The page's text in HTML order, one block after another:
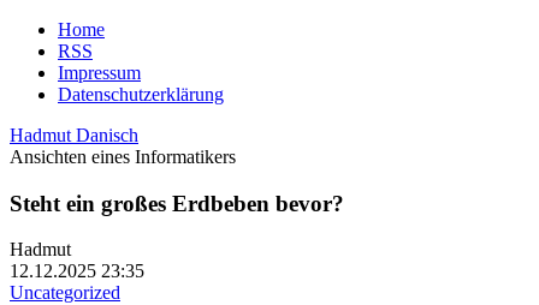
Home
RSS
Impressum
Datenschutzerklärung
Hadmut Danisch
Ansichten eines Informatikers
Steht ein großes Erdbeben bevor?
Hadmut
12.12.2025 23:35
Uncategorized